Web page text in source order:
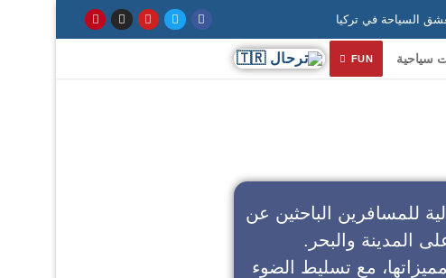
سياحية FUN
للمسافرين الباحثين عن
المدينة والبحر.
مع تسليط الضوء